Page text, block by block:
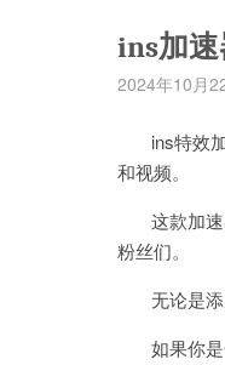
ins加
2024年10月
ins特效加
和视频。
这款加速
粉丝们。
无论是添
如果你是